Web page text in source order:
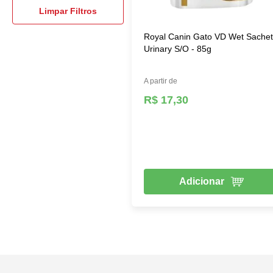
úmida: em lata e em sachê. A primeira opção tem um
de ração.
comuns auxiliam no tratamento de doenças renais,
Limpar Filtros
Royal Canin Gato VD Wet Sachet
Urinary S/O - 85g
A partir de
R$ 17,30
Adicionar